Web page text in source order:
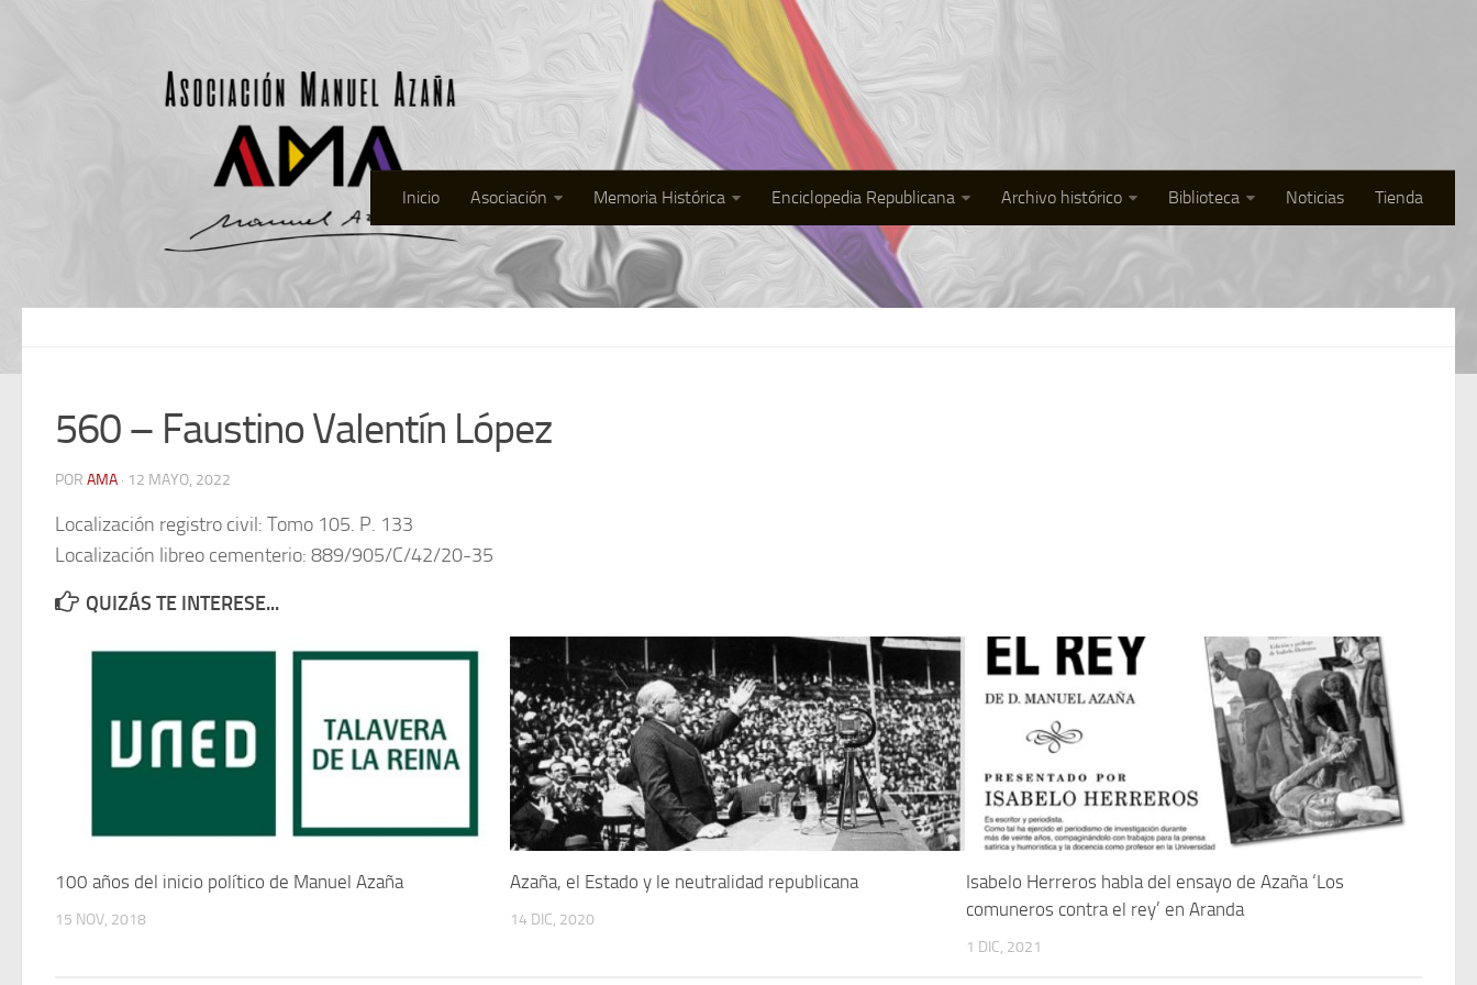
Inicio Asociación Memoria Histórica Enciclopedia Republicana Archivo histórico Biblioteca Noticias Tienda
560 – Faustino Valentín López
POR AMA · 12 MAYO, 2022
Localización registro civil: Tomo 105. P. 133
Localización libreo cementerio: 889/905/C/42/20-35
QUIZÁS TE INTERESE...
100 años del inicio político de Manuel Azaña
15 NOV, 2018
Azaña, el Estado y le neutralidad republicana
14 DIC, 2020
Isabelo Herreros habla del ensayo de Azaña ‘Los
comuneros contra el rey’ en Aranda
1 DIC, 2021